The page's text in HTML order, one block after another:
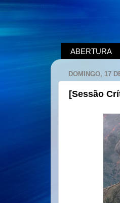
ABERTURA
DOMINGO, 17
[Sessão